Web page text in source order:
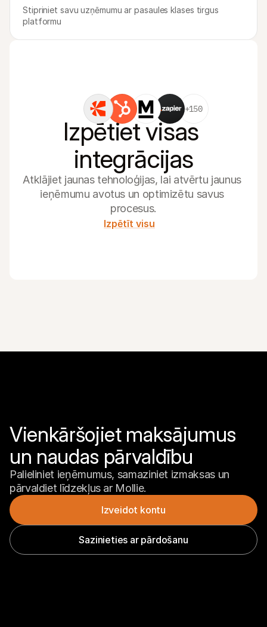
Stipriniet savu uzņēmumu ar pasaules klases tirgus
platformu
+150
Izpētiet visas
integrācijas
Atklājiet jaunas tehnoloģijas, lai atvērtu jaunus
ieņēmumu avotus un optimizētu savus
procesus.
Izpētīt visu
Vienkāršojiet maksājumus
un naudas pārvaldību
Palieliniet ieņēmumus, samaziniet izmaksas un
pārvaldiet līdzekļus ar Mollie.
Izveidot kontu
Sazinieties ar pārdošanu